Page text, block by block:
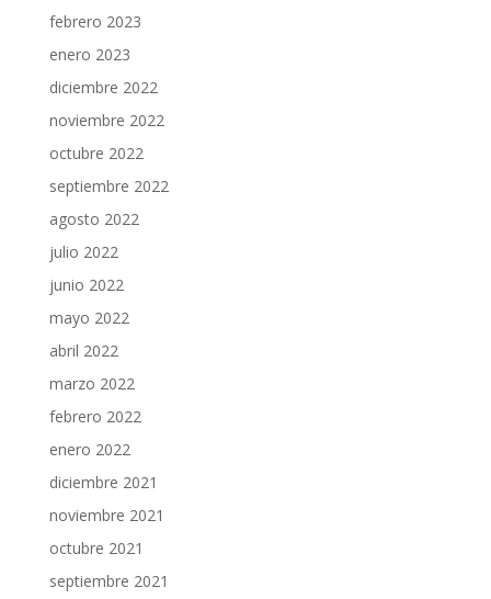
febrero 2023
enero 2023
diciembre 2022
noviembre 2022
octubre 2022
septiembre 2022
agosto 2022
julio 2022
junio 2022
mayo 2022
abril 2022
marzo 2022
febrero 2022
enero 2022
diciembre 2021
noviembre 2021
octubre 2021
septiembre 2021